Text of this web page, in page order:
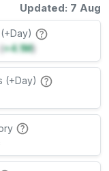
Updated: 7 Aug
(+4.1M)
(+Day)